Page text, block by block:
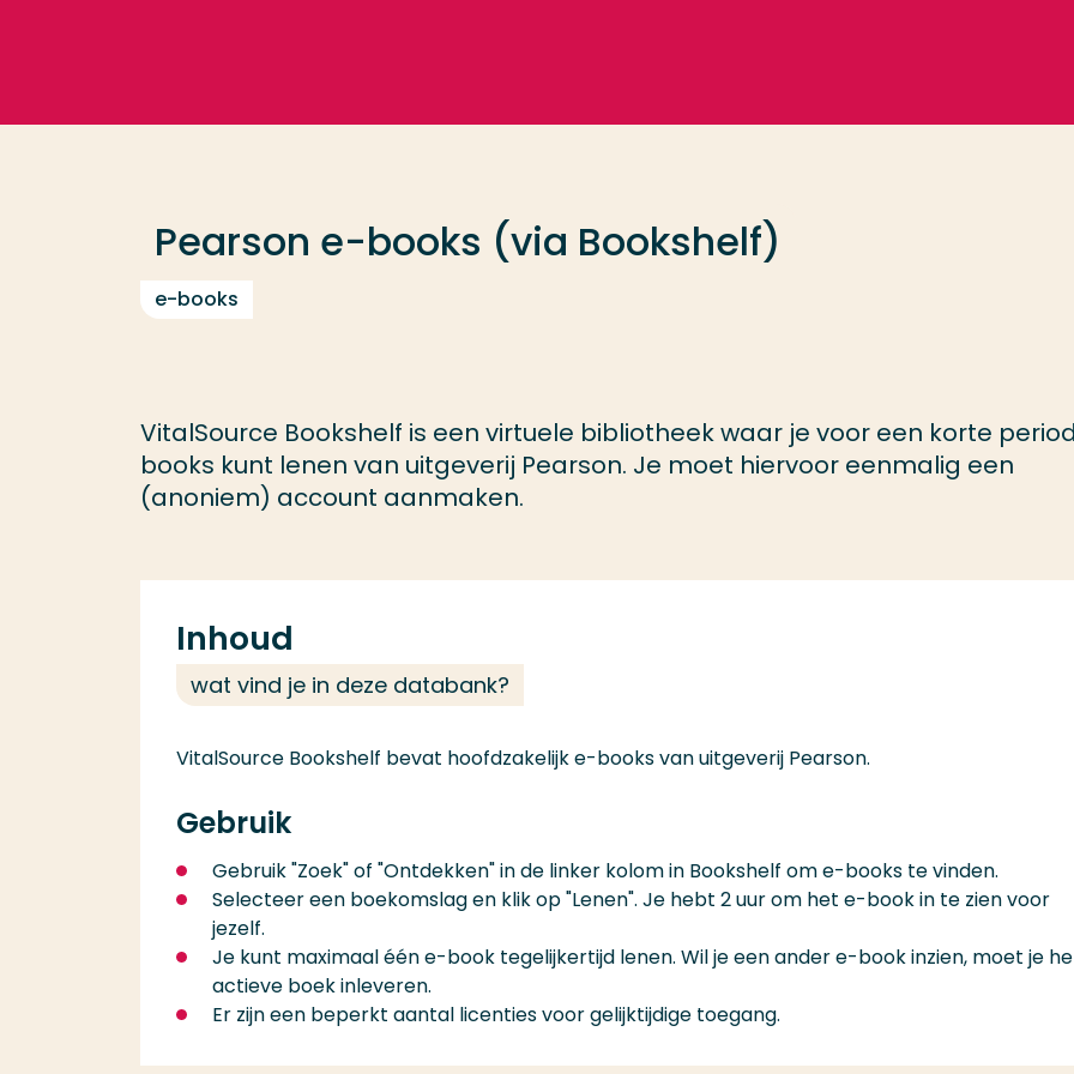
Pearson e-books (via Bookshelf)
e-books
VitalSource Bookshelf is een virtuele bibliotheek waar je voor een korte
books kunt lenen van uitgeverij Pearson. Je moet hiervoor eenmalig een
(anoniem) account aanmaken.
Inhoud
wat vind je in deze databank?
VitalSource Bookshelf bevat hoofdzakelijk e-books van uitgeverij Pearson.
Gebruik
Gebruik "Zoek" of "Ontdekken" in de linker kolom in Bookshelf om e-books te vinden.
Selecteer een boekomslag en klik op "Lenen". Je hebt 2 uur om het e-book in te zien voor
jezelf.
Je kunt maximaal één e-book tegelijkertijd lenen. Wil je een ander e-book inzien, moet je
actieve boek inleveren.
Er zijn een beperkt aantal licenties voor gelijktijdige toegang.